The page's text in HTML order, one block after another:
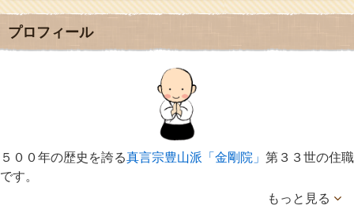
プロフィール
５００年の歴史を誇る真言宗豊山派「金剛院」 第３３世の住職
です。
もっと見る